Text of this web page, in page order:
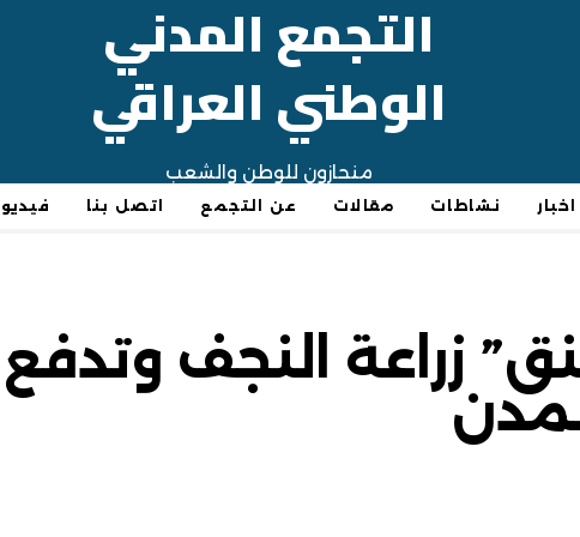
التجمع المدني
الوطني العراقي
منحازون للوطن والشعب
اخبار نشاطات مقالات عن التجمع اتصل بنا
زراعة النجف